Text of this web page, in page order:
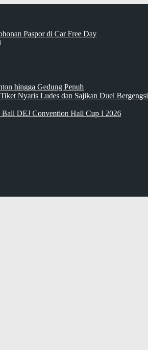
Paspor di Car Free Day
hingga Gedung Penuh
Nyaris Ludes dan Sajikan Duel Bergengsi
Ball DEJ Convention Hall Cup I 2026